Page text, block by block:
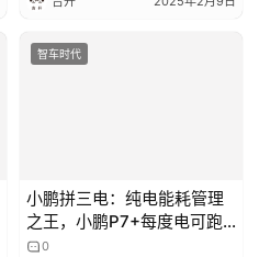
智车时代
小鹏拼三电：纯电能耗管理
之王，小鹏P7+每度电可跑
10公里
0